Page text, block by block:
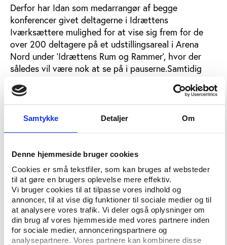
Samtykke Detaljer Om
Denne hjemmeside bruger cookies
Cookies er små tekstfiler, som kan bruges af websteder
til at gøre en brugers oplevelse mere effektiv.
Vi bruger cookies til at tilpasse vores indhold og
annoncer, til at vise dig funktioner til sociale medier og til
at analysere vores trafik. Vi deler også oplysninger om
din brug af vores hjemmeside med vores partnere inden
for sociale medier, annonceringspartnere og
analysepartnere. Vores partnere kan kombinere disse
Derfor har Idan som medarrangør af begge
konferencer givet deltagerne i Idrættens
Iværksættere mulighed for at vise sig frem for de
over 200 deltagere på et udstillingsareal i Arena
Nord under 'Idrættens Rum og Rammer', hvor der
således vil være nok at se på i pauserne.Samtidig
får idrættens innovative virksomheder mulighed for
at møde hinanden og forhåbentlig skabe et
fremtidigt netværk for danske idrætsrelaterede
iværksættere, når ekstrakonferencen 'Idrættens
Iværksættere' afholdes den 26. februar i forlængelse
Store leverandører i Arena Nord
Flere af de store danske leverandører af
sportsudstyr og rekvisitter vil vise deres produkter
frem i Frederikshavn. Blandt andet bliver der
mulighed for at se et bud på fremtidens syntetisk
skøjtebane.